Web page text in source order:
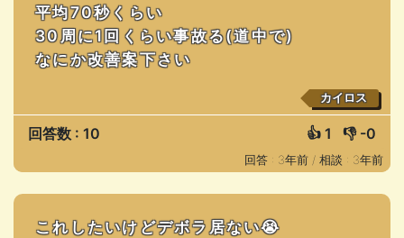
平均70秒くらい
30周に1回くらい事故る(道中で)
なにか改善案下さい
カイロス
回答数 : 10 👍 1 👎 -0
回答 : 3年前 / 相談 : 3年前
これしたいけどデボラ居ない😭